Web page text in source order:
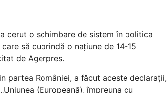
cerut o schimbare de sistem în politica
să cuprindă o națiune de 14-15
de Agerpres.
partea României, a făcut aceste declarații,
(Europeană), împreuna cu